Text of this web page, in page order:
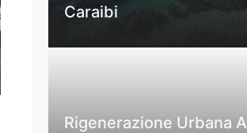
Caraibi
Rigenerazione Urbana A